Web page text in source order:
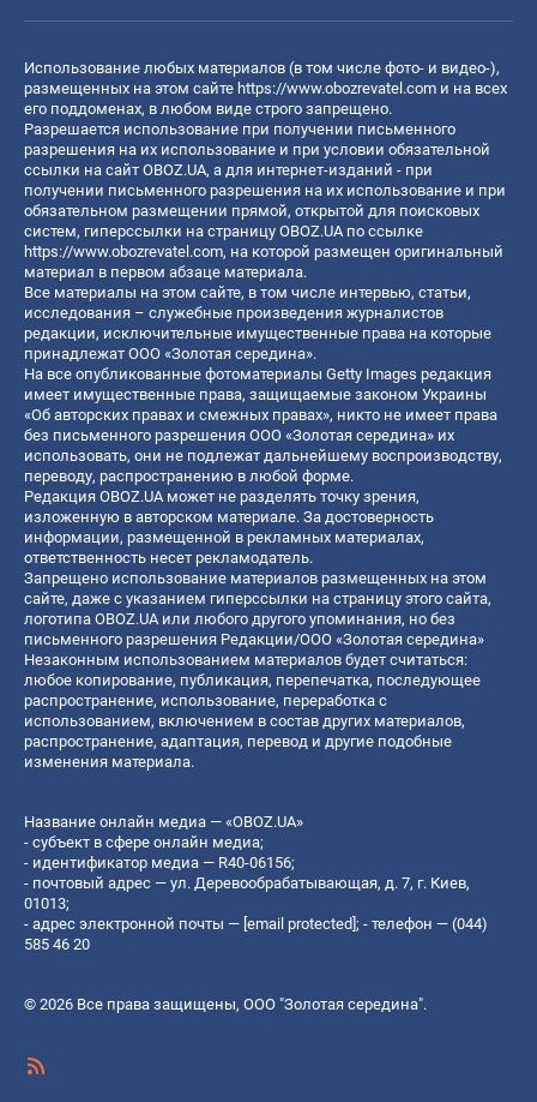
Использование любых материалов (в том числе фото- и видео-),
размещенных на этом сайте https://www.obozrevatel.com и на всех
его поддоменах, в любом виде строго запрещено.
Разрешается использование при получении письменного
разрешения на их использование и при условии обязательной
ссылки на сайт OBOZ.UA, а для интернет-изданий - при
получении письменного разрешения на их использование и при
обязательном размещении прямой, открытой для поисковых
систем, гиперссылки на страницу OBOZ.UA по ссылке
https://www.obozrevatel.com, на которой размещен оригинальный
материал в первом абзаце материала.
Все материалы на этом сайте, в том числе интервью, статьи,
исследования – служебные произведения журналистов
редакции, исключительные имущественные права на которые
принадлежат ООО «Золотая середина».
На все опубликованные фотоматериалы Getty Images редакция
имеет имущественные права, защищаемые законом Украины
«Об авторских правах и смежных правах», никто не имеет права
без письменного разрешения ООО «Золотая середина» их
использовать, они не подлежат дальнейшему воспроизводству,
переводу, распространению в любой форме.
Редакция OBOZ.UA может не разделять точку зрения,
изложенную в авторском материале. За достоверность
информации, размещенной в рекламных материалах,
ответственность несет рекламодатель.
Запрещено использование материалов размещенных на этом
сайте, даже с указанием гиперссылки на страницу этого сайта,
логотипа OBOZ.UA или любого другого упоминания, но без
письменного разрешения Редакции/ООО «Золотая середина»
Незаконным использованием материалов будет считаться:
любое копирование, публикация, перепечатка, последующее
распространение, использование, переработка с
использованием, включением в состав других материалов,
распространение, адаптация, перевод и другие подобные
изменения материала.
Название онлайн медиа — «OBOZ.UA»
- субъект в сфере онлайн медиа;
- идентификатор медиа — R40-06156;
- почтовый адрес — ул. Деревообрабатывающая, д. 7, г. Киев,
01013;
- адрес электронной почты — [email protected]; - телефон — (044)
585 46 20
© 2026 Все права защищены, ООО "Золотая середина".